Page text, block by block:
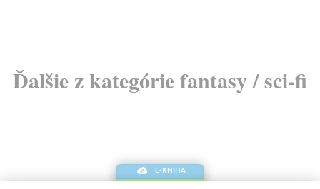
Ďalšie z kategórie fantasy / sci-fi
E-KNIHA